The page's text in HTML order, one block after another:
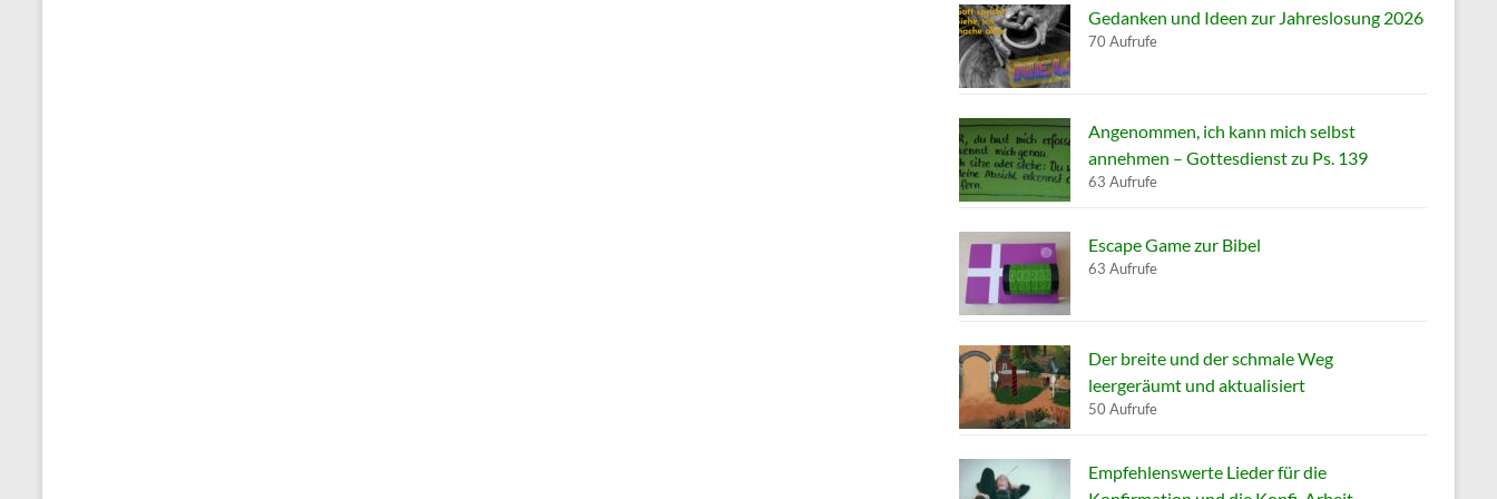
Gedanken und Ideen zur Jahreslosung 2026
70 Aufrufe
Angenommen, ich kann mich selbst
annehmen – Gottesdienst zu Ps. 139
63 Aufrufe
Escape Game zur Bibel
63 Aufrufe
Der breite und der schmale Weg
leergeräumt und aktualisiert
50 Aufrufe
Empfehlenswerte Lieder für die